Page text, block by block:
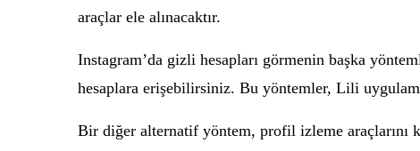
araçlar ele alınacaktır.
Instagram’da gizli hesapları görmenin başka
hesaplara erişebilirsiniz. Bu yöntemler, Lili
Bir diğer alternatif yöntem, profil izleme araçlarını